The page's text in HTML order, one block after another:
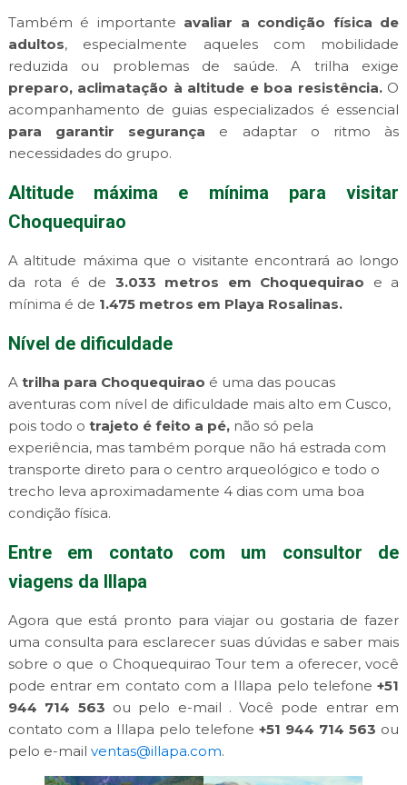
Também é importante avaliar a condição física de
adultos, especialmente aqueles com mobilidade
reduzida ou problemas de saúde. A trilha exige
preparo, aclimatação à altitude e boa resistência.O
acompanhamento de guias especializados é essencial
para garantir segurança e adaptar o ritmo às
necessidades do grupo.
Altitude máxima e mínima para visitar
Choquequirao
A altitude máxima que o visitante encontrará ao longo
da rota é de 3.033 metros em Choquequirao e a
mínima é de 1.475 metros em Playa Rosalinas.
Nível de dificuldade
A trilha para Choquequirao é uma das poucas
aventuras com nível de dificuldade mais alto em Cusco,
pois todo o trajeto é feito a pé,não só pela
experiência, mas também porque não há estrada com
transporte direto para o centro arqueológico e todo o
trecho leva aproximadamente 4 dias com uma boa
condição física.
Entre em contato com um consultor de
viagens da Illapa
Agora que está pronto para viajar ou gostaria de fazer
uma consulta para esclarecer suas dúvidas e saber mais
sobre o que o Choquequirao Tour tem a oferecer, você
pode entrar em contato com a Illapa pelo telefone+51
944 714 563 ou pelo e-mail . Você pode entrar em
contato com a Illapa pelo telefone+51 944 714 563 ou
pelo e-mail ventas@illapa.com.